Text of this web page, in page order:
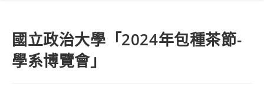
國立政治大學「2024年包種茶節-
學系博覽會」